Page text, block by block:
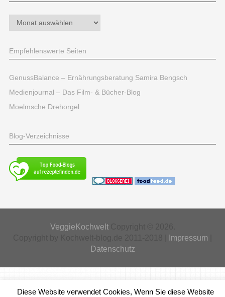
Archiv
Empfehlenswerte Seiten
GenussBalance – Ernährungsberatung Samira Bengsch
Medienjournal – Das Film- & Bücher-Blog
Moelmsche Drehorgel
Blog-Verzeichnisse
VeggieKochweltCopyright © 2026.
Impressum
Datenschutz
Diese Website verwendet Cookies, Wenn Sie diese Website